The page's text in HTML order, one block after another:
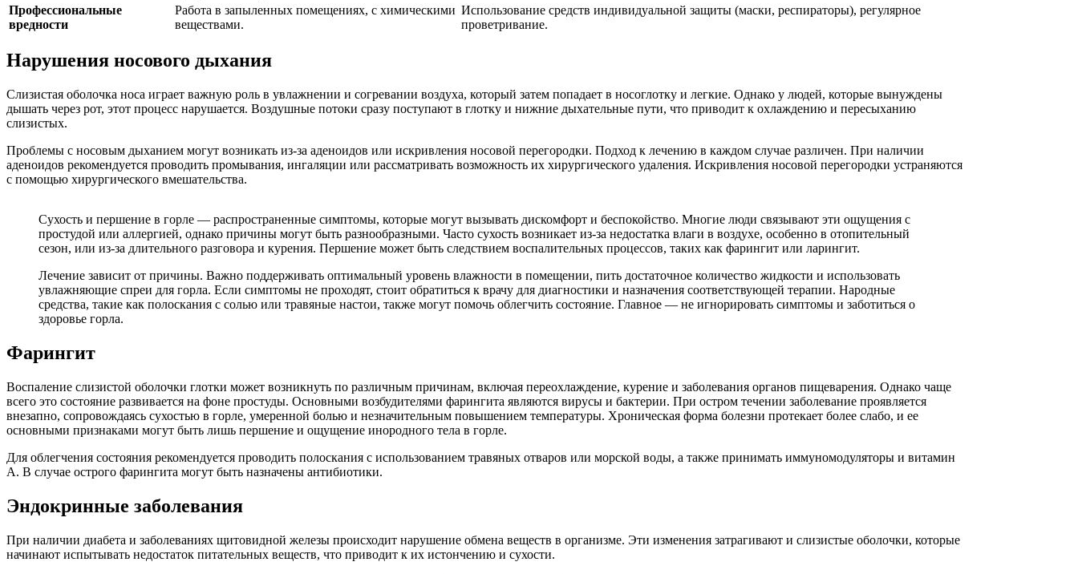
Профессиональные
вредности
Работа в запыленных помещениях, с химическими
веществами.
Использование средств индивидуальной защиты (маски, респираторы), регулярное
проветривание.
Нарушения носового дыхания
Слизистая оболочка носа играет важную роль в увлажнении и согревании воздуха, который затем попадает в носоглотку и легкие. Однако у людей, которые вынуждены
дышать через рот, этот процесс нарушается. Воздушные потоки сразу поступают в глотку и нижние дыхательные пути, что приводит к охлаждению и пересыханию
слизистых.
Проблемы с носовым дыханием могут возникать из-за аденоидов или искривления носовой перегородки. Подход к лечению в каждом случае различен. При наличии
аденоидов рекомендуется проводить промывания, ингаляции или рассматривать возможность их хирургического удаления. Искривления носовой перегородки устраняются
с помощью хирургического вмешательства.
Сухость и першение в горле — распространенные симптомы, которые могут вызывать дискомфорт и беспокойство. Многие люди связывают эти ощущения с
простудой или аллергией, однако причины могут быть разнообразными. Часто сухость возникает из-за недостатка влаги в воздухе, особенно в отопительный
сезон, или из-за длительного разговора и курения. Першение может быть следствием воспалительных процессов, таких как фарингит или ларингит.
Лечение зависит от причины. Важно поддерживать оптимальный уровень влажности в помещении, пить достаточное количество жидкости и использовать
увлажняющие спреи для горла. Если симптомы не проходят, стоит обратиться к врачу для диагностики и назначения соответствующей терапии. Народные
средства, такие как полоскания с солью или травяные настои, также могут помочь облегчить состояние. Главное — не игнорировать симптомы и заботиться о
здоровье горла.
Фарингит
Воспаление слизистой оболочки глотки может возникнуть по различным причинам, включая переохлаждение, курение и заболевания органов пищеварения. Однако чаще
всего это состояние развивается на фоне простуды. Основными возбудителями фарингита являются вирусы и бактерии. При остром течении заболевание проявляется
внезапно, сопровождаясь сухостью в горле, умеренной болью и незначительным повышением температуры. Хроническая форма болезни протекает более слабо, и ее
основными признаками могут быть лишь першение и ощущение инородного тела в горле.
Для облегчения состояния рекомендуется проводить полоскания с использованием травяных отваров или морской воды, а также принимать иммуномодуляторы и витамин
А. В случае острого фарингита могут быть назначены антибиотики.
Эндокринные заболевания
При наличии диабета и заболеваниях щитовидной железы происходит нарушение обмена веществ в организме. Эти изменения затрагивают и слизистые оболочки, которые
начинают испытывать недостаток питательных веществ, что приводит к их истончению и сухости.